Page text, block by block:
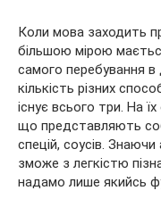
Коли мова заходить
більшою мірою
самого перебування
кількість різних
існує всього три. На їх
що представляють
спецій, соусів.
зможе з легкістю
надамо лише якийсь